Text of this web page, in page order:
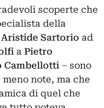
scoperte che
della
Sartorio ad
a Pietro
Cambellotti – sono
note, ma che
di quel che